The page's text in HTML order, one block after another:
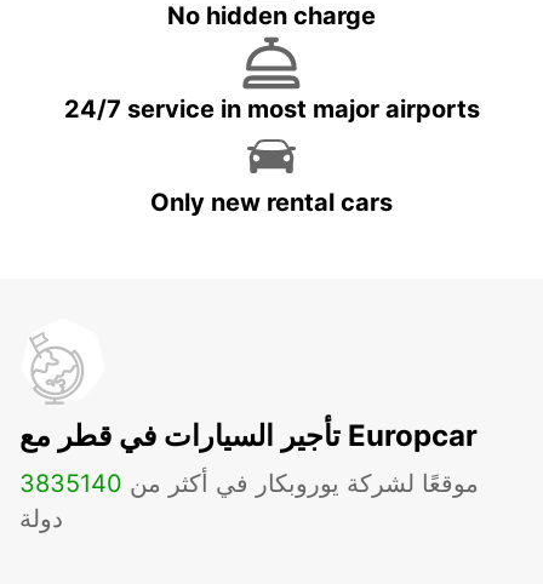
No hidden charge
24/7 service in most major airports
Only new rental cars
تأجير السيارات في قطر مع Europcar
3835 موقعًا لشركة يوروبكار في أكثر من 140
دولة